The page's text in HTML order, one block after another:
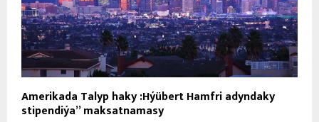
Amerikada Talyp haky :Hýübert Hamfri adyndaky
stipendiýa” maksatnamasy